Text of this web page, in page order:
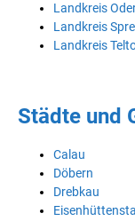
Landkreis
Landkreis
Landkreis
Städte und
Calau
Döbern
Drebkau